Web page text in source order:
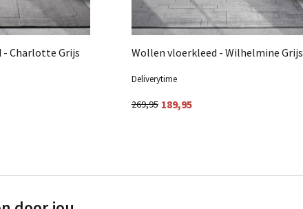
- Charlotte Grijs Wollen vloerkleed - Wilhelmine Grijs
Deliverytime
269,95 189,95